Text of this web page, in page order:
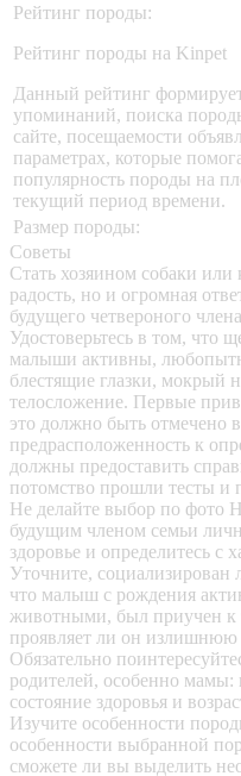
Рейтинг породы:
Рейтинг породы на Kinpet
Данный рейтинг
упоминаний, поиска
сайте, посещаемости
параметрах, которые
популярность породы на
текущий период времени.
Размер породы:
Советы
Стать хозяином собаки или
радость, но и огромная
будущего четвероного
Удостоверьтесь в том, что
малыши активны,
блестящие глазки, мокрый
телосложение. Первые
это должно быть отмечено
предрасположенность к
должны предоставить
потомство прошли тесты и
Не делайте выбор по фото
будущим членом семьи
здоровье и определитесь с
Уточните, социализирован
что малыш с рождения
животными, был приучен к
проявляет ли он излишнюю
Обязательно
родителей, особенно мамы:
состояние здоровья и
Изучите особенности
особенности выбранной
сможете ли вы выделить